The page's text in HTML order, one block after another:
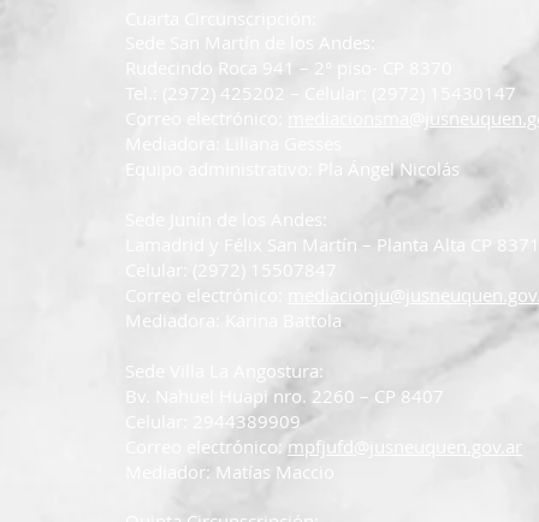
Cuarta Circunscripción:
Sede San Martín de los Andes:
Rudecindo Roca 941 – 2° piso- CP 8370
Tel.: (2972) 425202 – Celular: (2972) 15430147
Equipo administrativo: Pla Ángel Nicolás
Sede Junín de los Andes:
Lamadrid y Félix San Martín – Planta Alta CP 8371
Correo electrónico:
Mediadora: Karina Battola
Sede Villa La Angostura:
Bv. Nahuel Huapi nro. 2260 – CP 8407
Celular: 2944389909
Correo electrónico: mpfjufd@jusneuquen.gov.ar
Mediador: Matías Maccio